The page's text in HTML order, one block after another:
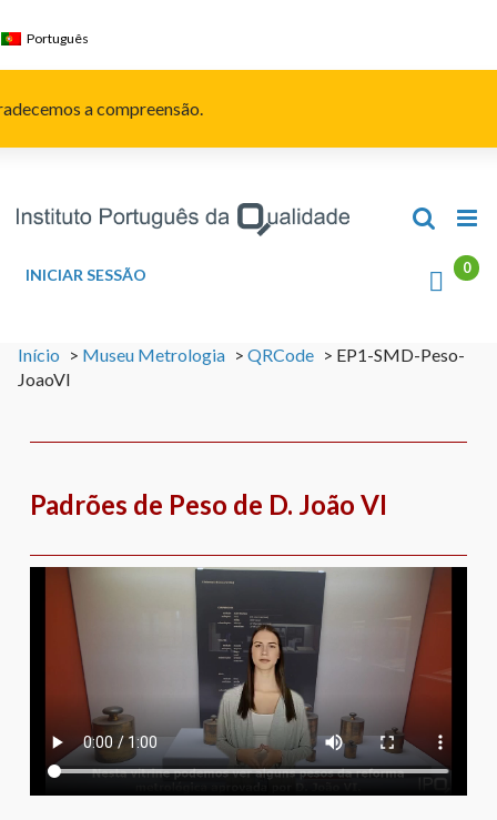
to
Português
a compreensão.
INICIAR SESSÃO
Início > Museu Metrologia > QRCode > EP1-SMD-Peso-
JoaoVI
Padrões de Peso de D. João VI